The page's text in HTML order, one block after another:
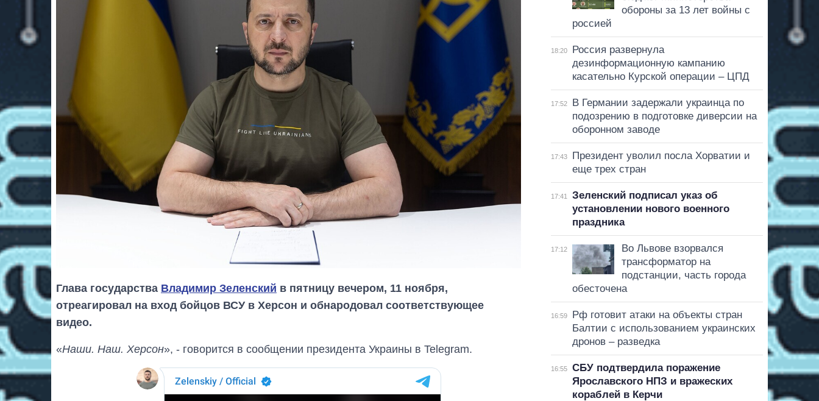
Глава государства Владимир Зеленский в пятницу вечером, 11 ноября,
отреагировал на вход бойцов ВСУ в Херсон и обнародовал соответствующее
видео.
«Наши. Наш. Херсон», - говорится в сообщении президента Украины в Telegram.
обороны за 13 лет войны с
россией
18:20
Россия развернула
дезинформационную кампанию
касательно Курской операции – ЦПД
17:52
В Германии задержали украинца по
подозрению в подготовке диверсии на
оборонном заводе
17:43
Президент уволил посла Хорватии и
еще трех стран
17:41
Зеленский подписал указ об
установлении нового военного
праздника
17:12
Во Львове взорвался
трансформатор на
подстанции, часть города
обесточена
16:59
Рф готовит атаки на объекты стран
Балтии с использованием украинских
дронов – разведка
16:55
СБУ подтвердила поражение
Ярославского НПЗ и вражеских
кораблей в Керчи